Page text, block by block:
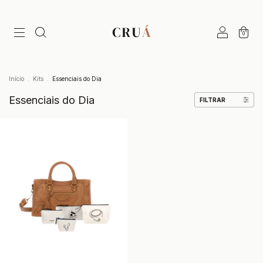
0
Início Kits Essenciais do Dia
Essenciais do Dia FILTRAR